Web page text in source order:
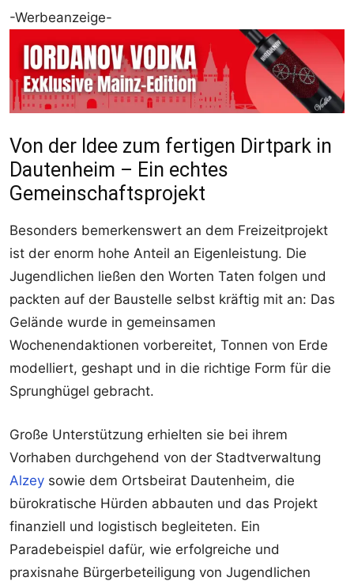
-Werbeanzeige-
Von der Idee zum fertigen Dirtpark in
Dautenheim – Ein echtes
Gemeinschaftsprojekt
Besonders bemerkenswert an dem Freizeitprojekt
ist der enorm hohe Anteil an Eigenleistung. Die
Jugendlichen ließen den Worten Taten folgen und
packten auf der Baustelle selbst kräftig mit an: Das
Gelände wurde in gemeinsamen
Wochenendaktionen vorbereitet, Tonnen von Erde
modelliert, geshapt und in die richtige Form für die
Sprunghügel gebracht.
Große Unterstützung erhielten sie bei ihrem
Vorhaben durchgehend von der Stadtverwaltung
Alzey sowie dem Ortsbeirat Dautenheim, die
bürokratische Hürden abbauten und das Projekt
finanziell und logistisch begleiteten. Ein
Paradebeispiel dafür, wie erfolgreiche und
praxisnahe Bürgerbeteiligung von Jugendlichen